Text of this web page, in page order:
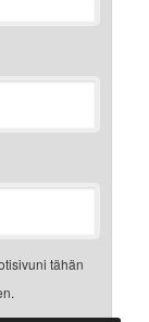
tähän